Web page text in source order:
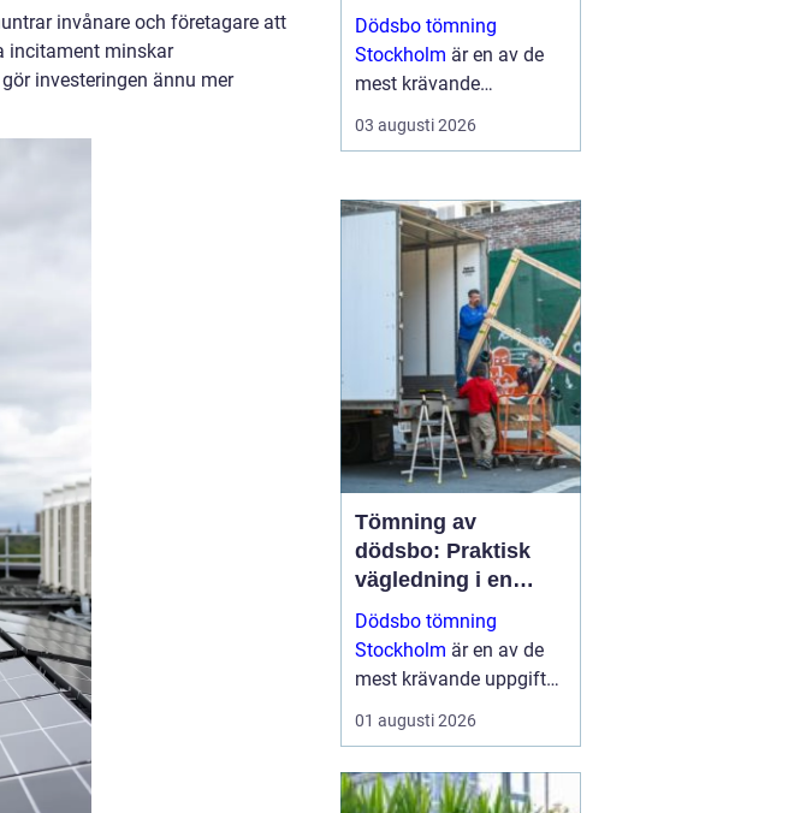
invånare och företagare att
incitament minskar
investeringen ännu mer
tid
Dödsbo tömning
Stockholm är en av de
mest krävande
uppgifterna som många
förr eller senare behöver
03 augusti 2026
Tömning av
dödsbo: Praktisk
vägledning i en
känslig situation
Dödsbo tömning
Stockholm är en av de
mest krävande uppgifter
som närstående kan
ställas inför, både
01 augusti 2026